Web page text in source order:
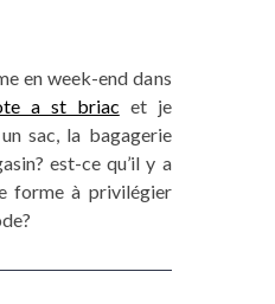
en week-end dans
a st briac et je
sac, la bagagerie
est-ce qu’il y a
forme à privilégier